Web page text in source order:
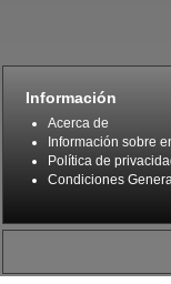
Información
Acerca de
Información sobre
Política de
Condiciones